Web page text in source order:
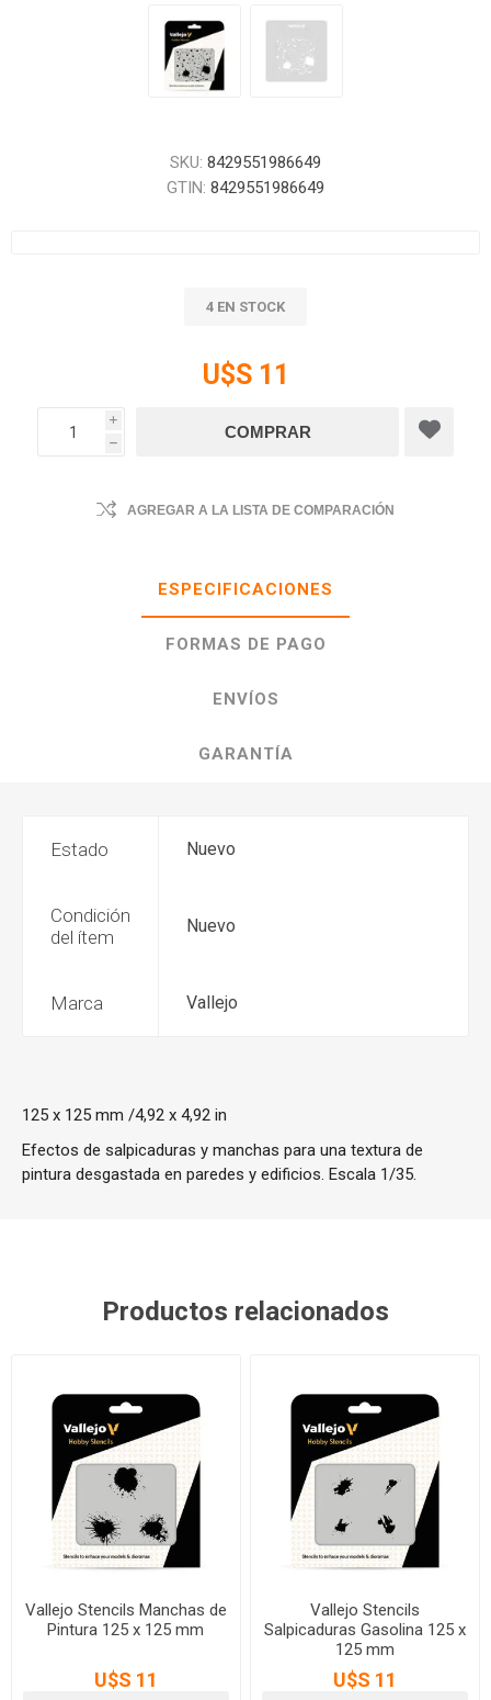
SKU: 8429551986649
GTIN: 8429551986649
4 EN STOCK
U$S 11
i
h
AGREGAR A LA LISTA DE COMPARACIÓN
ESPECIFICACIONES
FORMAS DE PAGO
ENVÍOS
GARANTÍA
Estado Nuevo
Condición
del ítem
Nuevo
Marca Vallejo
125 x 125 mm /4,92 x 4,92 in
Efectos de salpicaduras y manchas para una textura de
pintura desgastada en paredes y edificios. Escala 1/35.
Productos relacionados
Vallejo Stencils Manchas de
Pintura 125 x 125 mm
U$S 11
Vallejo Stencils
Salpicaduras Gasolina 125 x
125 mm
U$S 11